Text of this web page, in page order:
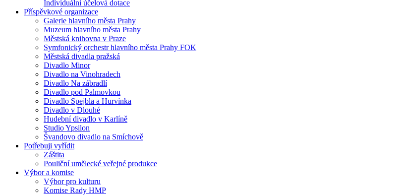
Individuální účelová dotace
Příspěvkové organizace
Galerie hlavního města Prahy
Muzeum hlavního města Prahy
Městská knihovna v Praze
Symfonický orchestr hlavního města Prahy FOK
Městská divadla pražská
Divadlo Minor
Divadlo na Vinohradech
Divadlo Na zábradlí
Divadlo pod Palmovkou
Divadlo Spejbla a Hurvínka
Divadlo v Dlouhé
Hudební divadlo v Karlíně
Studio Ypsilon
Švandovo divadlo na Smíchově
Potřebuji vyřídit
Záštita
Pouliční umělecké veřejné produkce
Výbor a komise
Výbor pro kulturu
Komise Rady HMP